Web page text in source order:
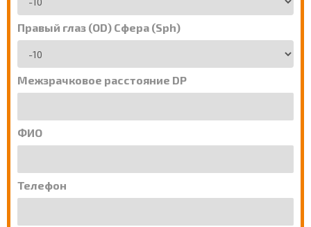
Правый глаз (OD) Сфера (Sph)
Межзрачковое расстояние DP
ФИО
Телефон